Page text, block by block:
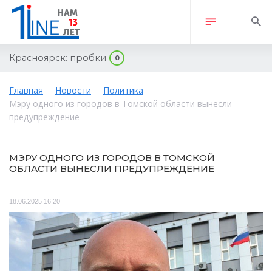
Красноярск: пробки 0
Главная Новости
Политика
Мэру одного из городов в Томской области вынесли
предупреждение
МЭРУ ОДНОГО ИЗ ГОРОДОВ В ТОМСКОЙ
ОБЛАСТИ ВЫНЕСЛИ ПРЕДУПРЕЖДЕНИЕ
18.06.2025 16:20